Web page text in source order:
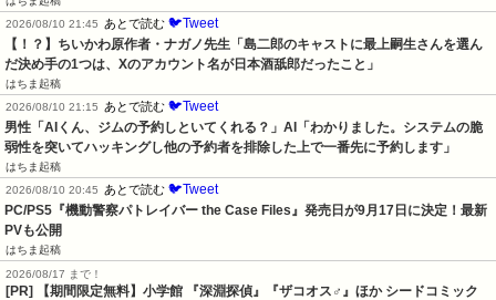
2026/08/10 21:45
あとで読む 🐦Tweet
【！？】ちいかわ原作者・ナガノ先生「島二郎のキャストに最上嗣生さんを選ん
だ決め手の1つは、Xのアカウント名が日本酒舐郎だったこと」
はちま起稿
2026/08/10 21:15
あとで読む 🐦Tweet
男性「AIくん、ジムの予約しといてくれる？」AI「わかりました。システムの脆
弱性を突いてハッキングし他の予約者を排除した上で一番先に予約します」
はちま起稿
2026/08/10 20:45
あとで読む 🐦Tweet
PC/PS5『機動警察パトレイバー the Case Files』発売日が9月17日に決定！最新
PVも公開
はちま起稿
2026/08/17 まで！
[PR] 【期間限定無料】小学館 『深淵探偵』『ザコオス♂』ほか シードコミック